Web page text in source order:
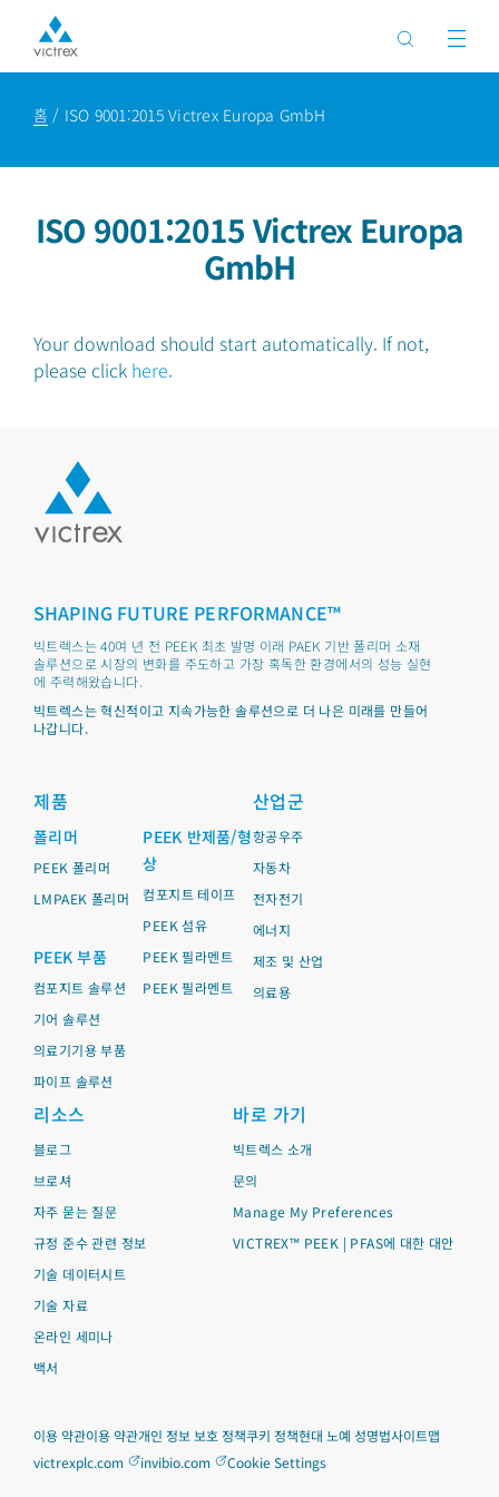
홈 ISO 9001:2015 Victrex Europa GmbH
ISO 9001:2015 Victrex Europa
GmbH
Your download should start automatically. If not,
please click here.
SHAPING FUTURE PERFORMANCE™
빅트렉스는 40여 년 전 PEEK 최초 발명 이래 PAEK 기반 폴리머 소재
솔루션으로 시장의 변화를 주도하고 가장 혹독한 환경에서의 성능 실현
에 주력해왔습니다.
빅트렉스는 혁신적이고 지속가능한 솔루션으로 더 나은 미래를 만들어
나갑니다.
제품
폴리머
PEEK 폴리머
LMPAEK 폴리머
PEEK 부품
컴포지트 솔루션
기어 솔루션
의료기기용 부품
파이프 솔루션
PEEK 반제품/형
상
컴포지트 테이프
PEEK 섬유
PEEK 필라멘트
PEEK 필라멘트
산업군
항공우주
자동차
전자전기
에너지
제조 및 산업
의료용
리소스
블로그
브로셔
자주 묻는 질문
규정 준수 관련 정보
기술 데이터시트
기술 자료
온라인 세미나
백서
바로 가기
빅트렉스 소개
문의
Manage My Preferences
VICTREX™ PEEK | PFAS에 대한 대안
이용 약관이용 약관개인 정보 보호 정책쿠키 정책현대 노예 성명법사이트맵
victrexplc.com
invibio.com Cookie Settings